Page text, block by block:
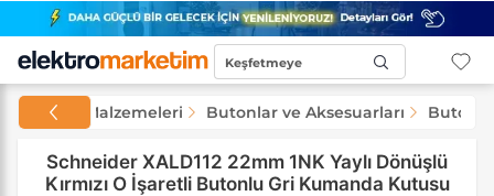
Keşfetmeye
ve Şalt Malzemeleri Butonlar ve Aksesuarları Buton
Schneider XALD112 22mm 1NK Yaylı Dönüşlü
Kırmızı O İşaretli Butonlu Gri Kumanda Kutusu